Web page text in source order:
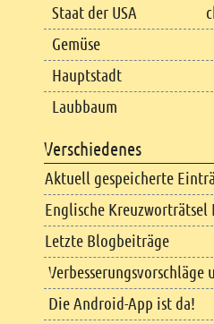
Staat der USA
Gemüse
Hauptstadt
Laubbaum
Verschiedenes
Aktuell gespeicherte
Englische
Letzte Blogbeiträge
Verbesserungsvorschläge
Die Android-App ist da!